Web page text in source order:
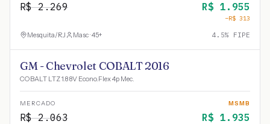
R$2.269 R$ 1.955
−R$ 313
Mesquita/RJ Masc · 45+ 4.5% FIPE
GM - Chevrolet COBALT 2016
COBALT LTZ 1.8 8V Econo.Flex 4p Mec.
MERCADO
R$2.063
MSMB
R$ 1.935